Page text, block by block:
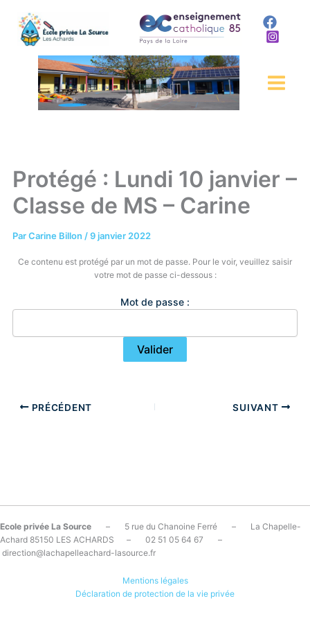
contenu
Protégé : Lundi 10 janvier –
Classe de MS – Carine
ParCarine Billon /9 janvier 2022
Ce contenu est protégé par un mot de passe. Pour le voir, veuillez saisir
votre mot de passe ci-dessous :
Mot de passe :
PRÉCÉDENT SUIVANT
Ecole privée La Source – 5 rue du Chanoine Ferré – La Chapelle-
Achard 85150 LES ACHARDS – 02 51 05 64 67 –
direction@lachapelleachard-lasource.fr
Mentions légales
Déclaration de protection de la vie privée